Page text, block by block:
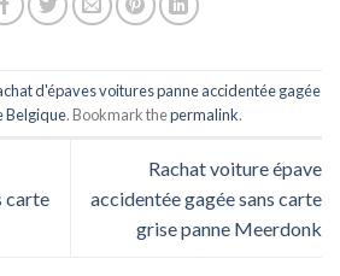
d'épaves voitures panne accidentée gagée
Belgique. Bookmark thepermalink.
carte
Rachat voiture épave
accidentée gagée sans carte
grise panne Meerdonk